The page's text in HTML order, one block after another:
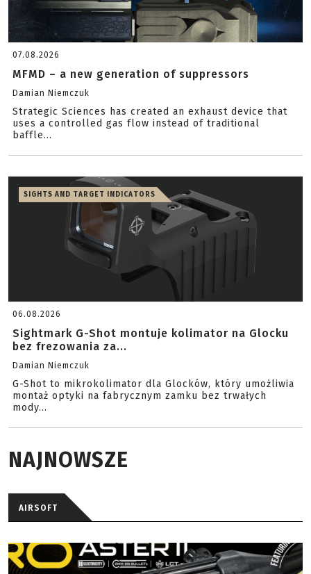
07.08.2026
MFMD – a new generation of suppressors
Damian Niemczuk
Strategic Sciences has created an exhaust device that
uses a controlled gas flow instead of traditional
baffle...
SIGHTS AND TARGET INDICATORS
06.08.2026
Sightmark G-Shot montuje kolimator na Glocku
bez frezowania za...
Damian Niemczuk
G-Shot to mikrokolimator dla Glocków, który umożliwia
montaż optyki na fabrycznym zamku bez trwałych
mody...
NAJNOWSZE
AIRSOFT